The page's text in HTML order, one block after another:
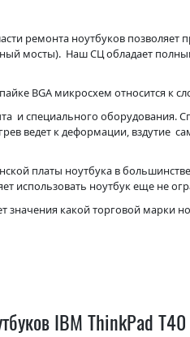
ремонта ноутбуков позволяет
мосты). Наш СЦ обладает
BGA микросхем относится к
и специального оборудования.
ведет к деформации, вздутие
платы ноутбука в
использовать ноутбук еще не
значения какой торговой марки
IBM ThinkPad T40